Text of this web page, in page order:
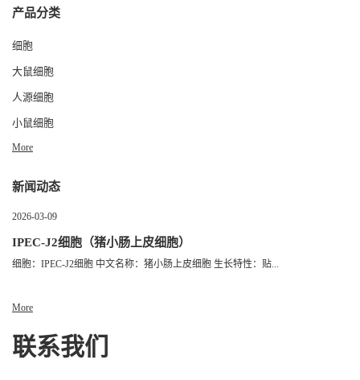
产品分类
细胞
大鼠细胞
人源细胞
小鼠细胞
More
新闻动态
2026-03-09
IPEC-J2细胞（猪小肠上皮细胞）
细胞：IPEC-J2细胞 中文名称：猪小肠上皮细胞 生长特性：贴...
More
联系我们